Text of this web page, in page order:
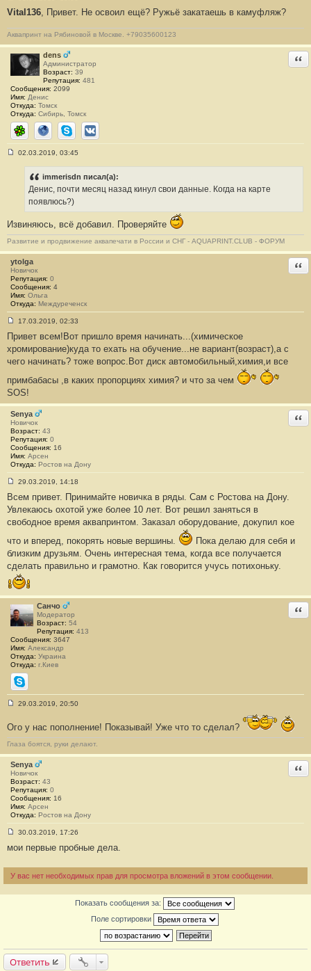
о
б
щ
е
н
#
1
3
3
5
Vital136, Привет. Не освоил ещё? Ружьё закатаешь в камуфляж?
Аквапринт на Рябиновой в Москве. +79035600123
dens
Администратор
Возраст: 39
Репутация: 481
Сообщения: 2099
Имя: Денис
Откуда: Томск
Откуда: Сибирь, Томск
ICQ СайтSkypeВКонтакте
е
#
1
3
3
6
02.03.2019, 03:45
immerisdn писал(а):
Денис, почти месяц назад кинул свои данные. Когда на карте
появлюсь?)
Извиняюсь, всё добавил. Проверяйте
Развитие и продвижение аквапечати в России и СНГ - AQUAPRINT.CLUB - ФОРУМ
ytolga
Новичок
Репутация: 0
Сообщения: 4
Имя: Ольга
Откуда: Междуреченск
о
б
щ
н
е
#
1
3
17.03.2019, 02:33
Привет всем!Вот пришло время начинать...(химическое
хромирование)куда то ехать на обучение...не вариант(возраст),а с
чего начинать? тоже вопрос.Вот диск автомобильный,химия,и все
примбабасы ,в каких пропорциях химия? и что за чем
SOS!
Senya
Новичок
Возраст: 43
Репутация: 0
Сообщения: 16
Имя: Арсен
Откуда: Ростов на Дону
о
б
щ
н
е
#
1
3
3
8
29.03.2019, 14:18
Всем привет. Принимайте новичка в ряды. Сам с Ростова на Дону.
Увлекаюсь охотой уже более 10 лет. Вот решил заняться в
свободное время аквапринтом. Заказал оборудование, докупил кое
что и вперед, покорять новые вершины.
Пока делаю для себя и
близким друзьям. Очень интересная тема, когда все получается
сделать правильно и грамотно. Как говорится учусь потихоньку.
Санчо
Модератор
Возраст: 54
Репутация: 413
Сообщения: 3647
Имя: Александр
Откуда: Украина
Откуда: г.Киев
Skype
о
щ
и
е
#
1
3
3
9
29.03.2019, 20:50
Ого у нас пополнение! Показывай! Уже что то сделал?
Глаза боятся, руки делают.
Senya
Новичок
Возраст: 43
Репутация: 0
Сообщения: 16
Имя: Арсен
Откуда: Ростов на Дону
о
щ
е
0
30.03.2019, 17:26
мои первые пробные дела.
У вас нет необходимых прав для просмотра вложений в этом сообщении.
Показать сообщения за:
Поле сортировки
Ответить